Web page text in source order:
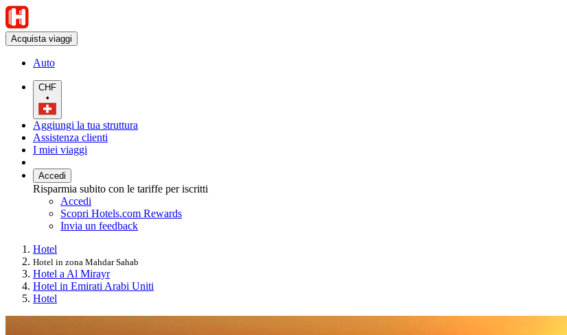
Acquista viaggi
Auto
CHF
•
Aggiungi la tua struttura
Assistenza clienti
I miei viaggi
Accedi
Risparmia subito con le tariffe per iscritti
Accedi
Scopri Hotels.com Rewards
Invia un feedback
Hotel
Hotel in zona Mahdar Sahab
Hotel a Al Mirayr
Hotel in Emirati Arabi Uniti
Hotel